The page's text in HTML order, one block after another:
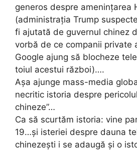
generos despre amenințarea
(administrația Trump
fi ajutată de guvernul chinez
vorbă de ce companii private
Google ajung să blocheze
toiul acestui război)….
Așa ajunge mass-media
necritic istoria despre
chineze”…
Ca să scurtăm istoria: vine
19…și isteriei despre dauna
chinezești i se adaugă și o